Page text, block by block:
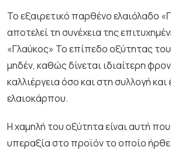
Το εξαιρετικό παρθένο ελαιόλαδο
αποτελεί τη συνέχεια της
«Γλαύκoς» Το επίπεδο οξύτητας
μηδέν, καθώς δίνεται ιδιαίτερη
καλλιέργεια όσο και στη συλλογή και
ελαιοκάρπου.
Η χαμηλή του οξύτητα είναι αυτή
υπεραξία στο προϊόν το οποίο ήρθε